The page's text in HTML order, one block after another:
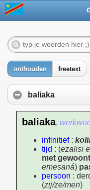
onthouden freetext
baliaka
baliaka,
infinitief:
tijd : (ezalisi
met
emesaná)
persoon :
(zij/ze/men)